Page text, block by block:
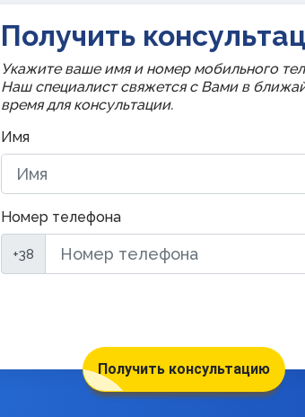
Получить
Укажите ваше имя и номер мобильного
Наш специалист свяжется с Вами в
время для консультации.
Имя
Номер телефона
+38
Получить консультацию